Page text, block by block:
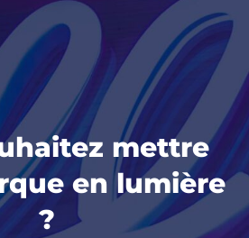
mettre
en lumière
?